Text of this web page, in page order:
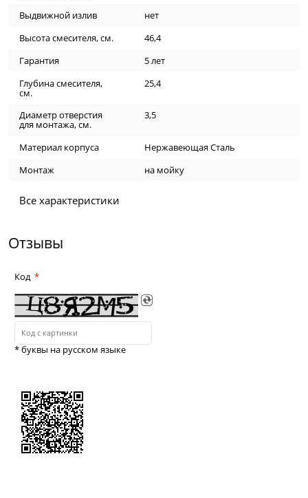
Выдвижной излив
нет
Высота смесителя, см.
46,4
Гарантия
5 лет
Глубина смесителя,
см.
25,4
Диаметр отверстия
для монтажа, см.
3,5
Материал корпуса
Нержавеющая Сталь
Монтаж
на мойку
Все характеристики
Отзывы
Код
* буквы на русском языке